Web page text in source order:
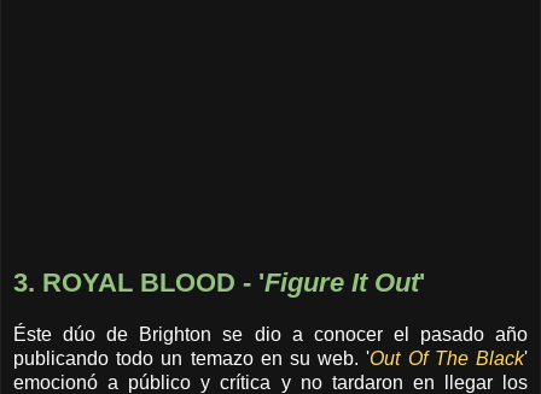
3. ROYAL BLOOD - 'Figure It Out'
Éste dúo de Brighton se dio a conocer el pasado año
publicando todo un temazo en su web. 'Out Of The Black'
emocionó a público y crítica y no tardaron en llegar los